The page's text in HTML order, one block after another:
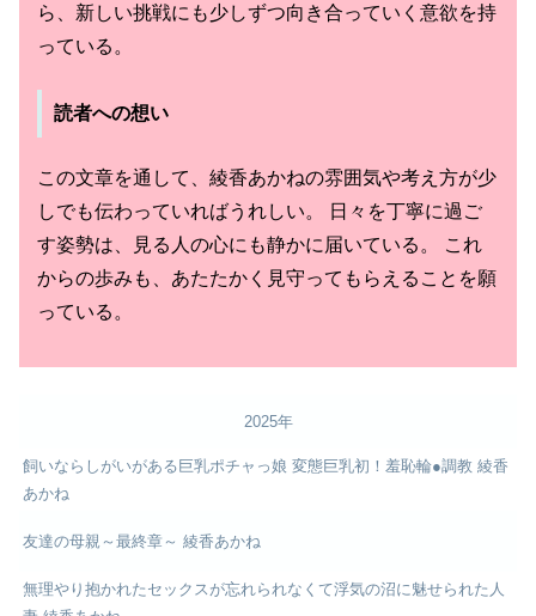
ら、新しい挑戦にも少しずつ向き合っていく意欲を持
っている。
読者への想い
この文章を通して、綾香あかねの雰囲気や考え方が少
しでも伝わっていればうれしい。 日々を丁寧に過ご
す姿勢は、見る人の心にも静かに届いている。 これ
からの歩みも、あたたかく見守ってもらえることを願
っている。
2025年
飼いならしがいがある巨乳ポチャっ娘 変態巨乳初！羞恥輪●調教 綾香
あかね
友達の母親～最終章～ 綾香あかね
無理やり抱かれたセックスが忘れられなくて浮気の沼に魅せられた人